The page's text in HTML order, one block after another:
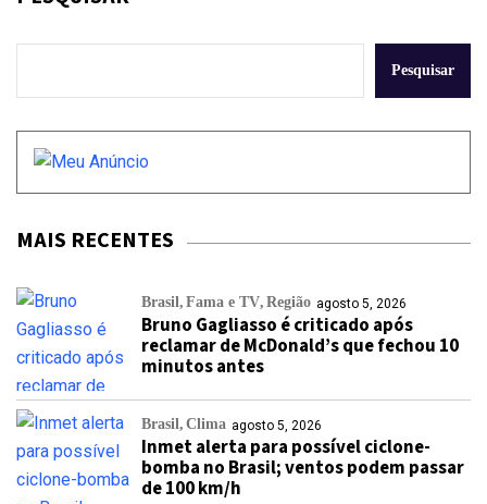
Pesquisar
MAIS RECENTES
Brasil Fama e TV Região agosto 5, 2026
Bruno Gagliasso é criticado após
reclamar de McDonald’s que fechou 10
minutos antes
Brasil Clima agosto 5, 2026
Inmet alerta para possível ciclone-
bomba no Brasil; ventos podem passar
de 100 km/h